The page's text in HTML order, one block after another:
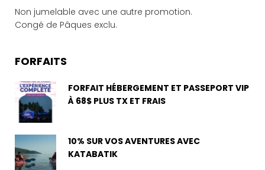
Non jumelable avec une autre promotion.
Congé de Pâques exclu.
FORFAITS
FORFAIT HÉBERGEMENT ET PASSEPORT VIP
À 68$ PLUS TX ET FRAIS
10% SUR VOS AVENTURES AVEC
KATABATIK